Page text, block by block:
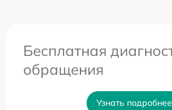
Бесплатная
обращения
Узнать подробнее